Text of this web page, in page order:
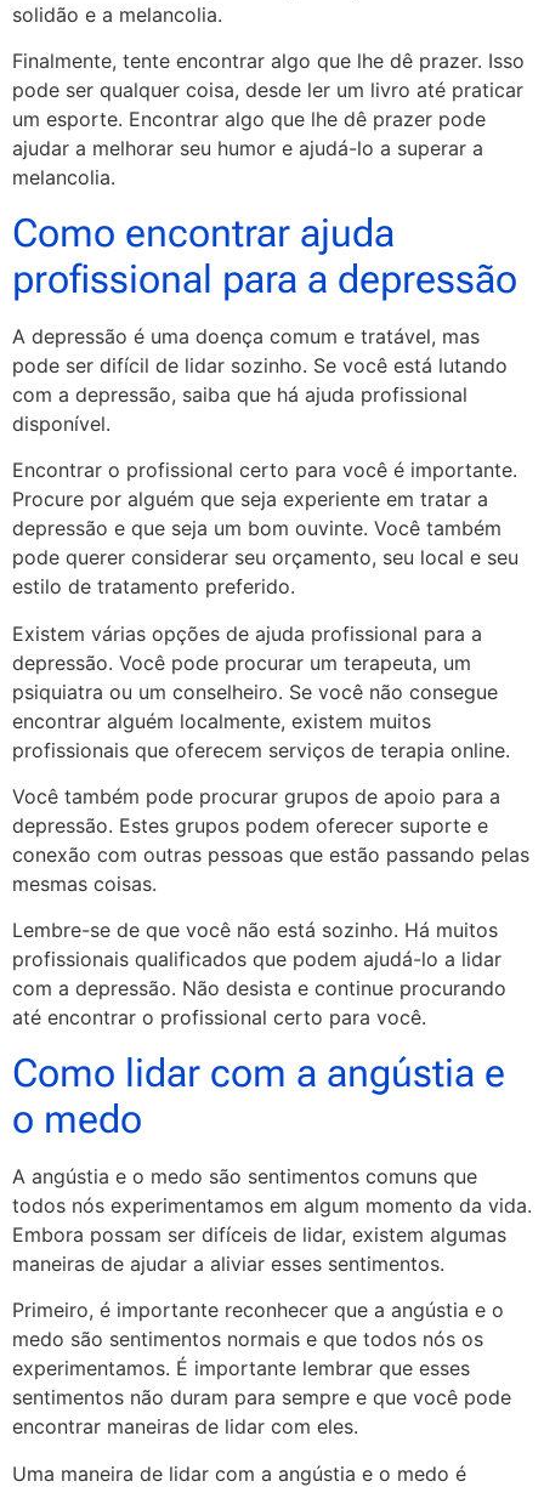
solidão e a melancolia.
Finalmente, tente encontrar algo que lhe dê prazer. Isso
pode ser qualquer coisa, desde ler um livro até praticar
um esporte. Encontrar algo que lhe dê prazer pode
ajudar a melhorar seu humor e ajudá-lo a superar a
melancolia.
Como encontrar ajuda
profissional para a depressão
A depressão é uma doença comum e tratável, mas
pode ser difícil de lidar sozinho. Se você está lutando
com a depressão, saiba que há ajuda profissional
disponível.
Encontrar o profissional certo para você é importante.
Procure por alguém que seja experiente em tratar a
depressão e que seja um bom ouvinte. Você também
pode querer considerar seu orçamento, seu local e seu
estilo de tratamento preferido.
Existem várias opções de ajuda profissional para a
depressão. Você pode procurar um terapeuta, um
psiquiatra ou um conselheiro. Se você não consegue
encontrar alguém localmente, existem muitos
profissionais que oferecem serviços de terapia online.
Você também pode procurar grupos de apoio para a
depressão. Estes grupos podem oferecer suporte e
conexão com outras pessoas que estão passando pelas
mesmas coisas.
Lembre-se de que você não está sozinho. Há muitos
profissionais qualificados que podem ajudá-lo a lidar
com a depressão. Não desista e continue procurando
até encontrar o profissional certo para você.
Como lidar com a angústia e
o medo
A angústia e o medo são sentimentos comuns que
todos nós experimentamos em algum momento da vida.
Embora possam ser difíceis de lidar, existem algumas
maneiras de ajudar a aliviar esses sentimentos.
Primeiro, é importante reconhecer que a angústia e o
medo são sentimentos normais e que todos nós os
experimentamos. É importante lembrar que esses
sentimentos não duram para sempre e que você pode
encontrar maneiras de lidar com eles.
Uma maneira de lidar com a angústia e o medo é